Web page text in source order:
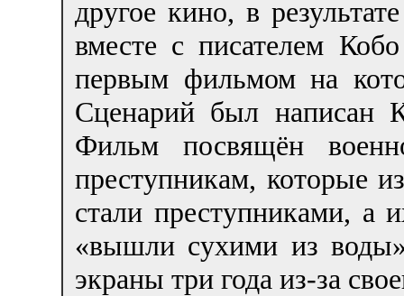
другое кино, в
вместе с писателем
первым фильмом на
Сценарий был написан
Фильм посвящён
преступникам, которые
стали преступниками, а
«вышли сухими из
экраны три года из-за